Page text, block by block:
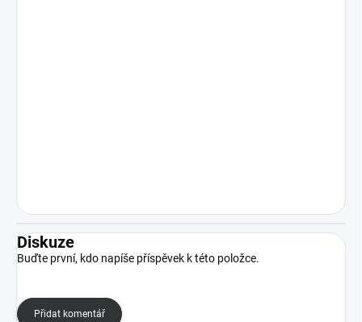
Diskuze
Buďte první, kdo napíše příspěvek k této položce.
Přidat komentář